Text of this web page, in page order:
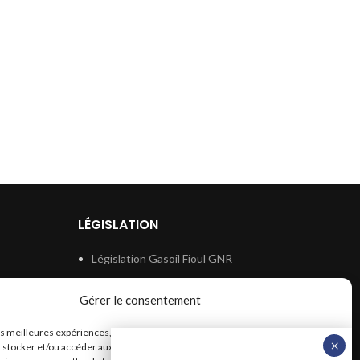
Gérer le consentement
meilleures expériences, nous utilisons des technologies telles que les
et/ou accéder aux informations des appareils. Le fait de consentir à
LÉGISLATION
Législation Gasoil Fioul GNR
Législation Eau